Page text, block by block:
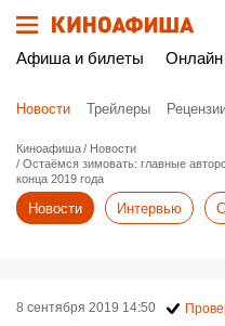
Афиша и билеты Онлайн
Новости Трейлеры
Киноафиша
Новости
Остаёмся зимовать: главные
конца 2019 года
Новости Интервью
8 сентября 2019 14:50